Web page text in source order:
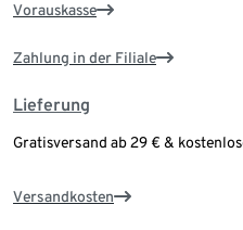
Vorauskasse
Zahlung in der Filiale
Lieferung
Gratisversand ab 29 € &
Versandkosten